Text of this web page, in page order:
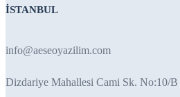
İSTANBUL
info@aeseoyazilim.com
Dizdariye Mahallesi Cami Sk. No:10/